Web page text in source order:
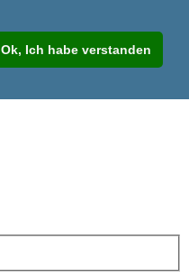
Ok, Ich habe verstanden